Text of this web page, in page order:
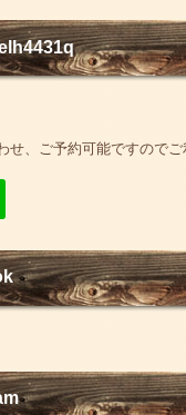
せ、ご予約可能ですので